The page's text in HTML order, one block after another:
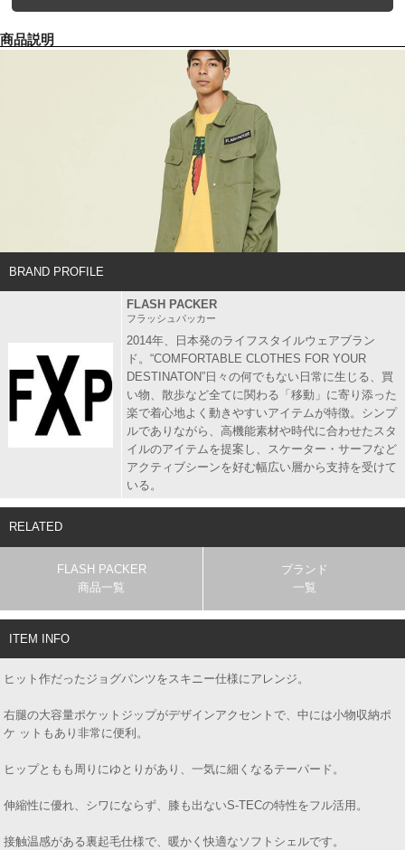
商品説明
BRAND PROFILE
FLASH PACKER
フラッシュパッカー
2014年、日本発のライフスタイルウェアブラン
ド。“COMFORTABLE CLOTHES FOR YOUR
DESTINATON”日々の何でもない日常に生じる、買
い物、散歩など全てに関わる「移動」に寄り添った
楽で着心地よく動きやすいアイテムが特徴。シンプ
ルでありながら、高機能素材や時代に合わせたスタ
イルのアイテムを提案し、スケーター・サーフなど
アクティブシーンを好む幅広い層から支持を受けて
いる。
RELATED
FLASH PACKER
商品一覧
ブランド
一覧
ITEM INFO
ヒット作だったジョグパンツをスキニー仕様にアレンジ。
右腿の大容量ポケットジップがデザインアクセントで、中には小物収納ポ
ケ ットもあり非常に便利。
ヒップともも周りにゆとりがあり、一気に細くなるテーパード。
伸縮性に優れ、シワにならず、膝も出ないS-TECの特性をフル活用。
接触温感がある裏起毛仕様で、暖かく快適なソフトシェルです。